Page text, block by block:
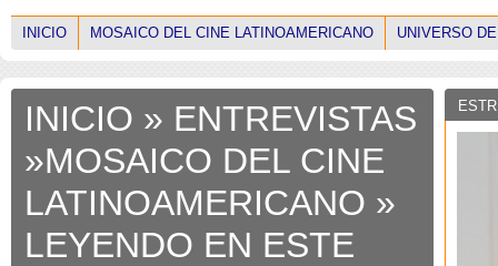
INICIO MOSAICO DEL CINE LATINOAMERICANO UNIVERSO
INICIO » ENTREVISTAS
»MOSAICO DEL CINE
LATINOAMERICANO »
LEYENDO EN ESTE